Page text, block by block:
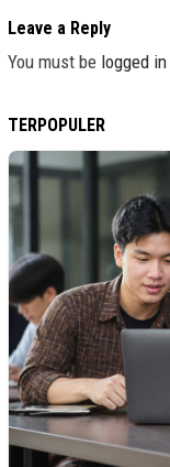
Leave a Reply
You must be logged in
TERPOPULER